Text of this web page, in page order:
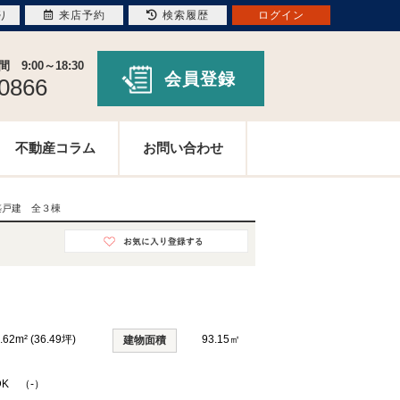
9:00～18:30
会員登録
不動産コラム お問い合わせ
戸建 全３棟
(36.49坪) 建物面積 93.15㎡
（-）
来店予約 検索履歴 ログイン